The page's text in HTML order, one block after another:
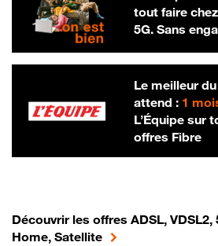
tout faire
5G. Sans
Le meilleur
attend : 1
L’Équipe sur
offres Fibre
Découvrir les offres ADSL, VDSL2,
Home, Satellite